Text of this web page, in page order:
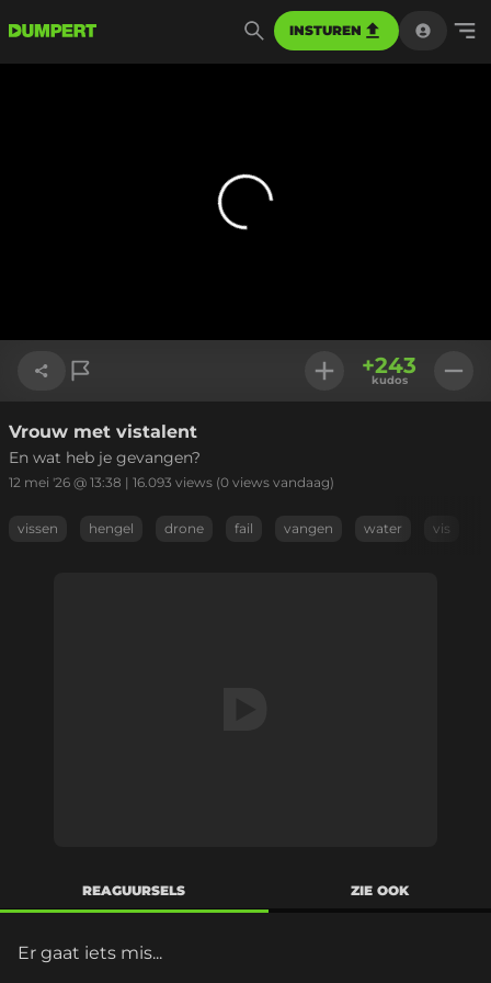
INSTUREN
Link kopiëren
+243
kudos
Vrouw met vistalent
En wat heb je gevangen?
12 mei '26 @ 13:38 | 16.093 views (0 views vandaag)
vissen hengel drone fail vangen water vis
REAGUURSELS ZIE OOK
Er gaat iets mis...